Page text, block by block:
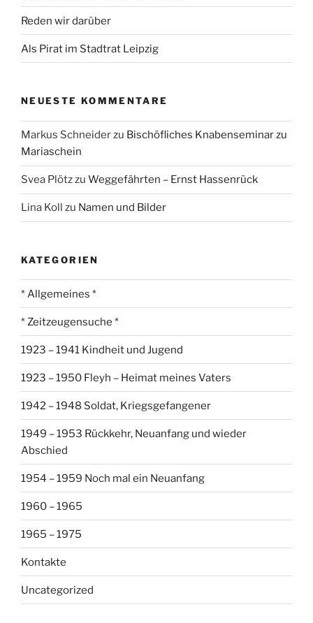
Reden wir darüber
Als Pirat im Stadtrat Leipzig
NEUESTE KOMMENTARE
Markus Schneiderzu Bischöfliches Knabenseminar zu
Mariaschein
Svea Plötzzu Weggefährten – Ernst Hassenrück
Lina Koll zu Namen und Bilder
KATEGORIEN
* Allgemeines *
* Zeitzeugensuche *
1923 – 1941 Kindheit und Jugend
1923 – 1950 Fleyh – Heimat meines Vaters
1942 – 1948 Soldat, Kriegsgefangener
1949 – 1953 Rückkehr, Neuanfang und wieder
Abschied
1954 – 1959 Noch mal ein Neuanfang
1960 – 1965
1965 – 1975
Kontakte
Uncategorized